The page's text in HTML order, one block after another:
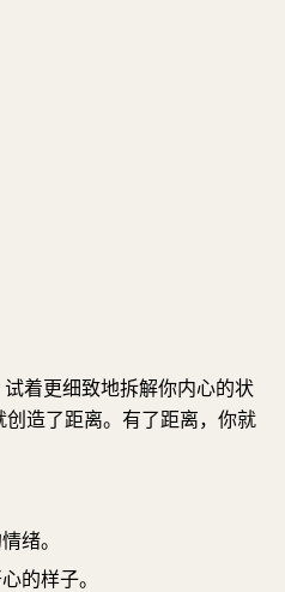
着更细致地拆解你内心的状
造了距离。有了距离，你就
绪。
的样子。